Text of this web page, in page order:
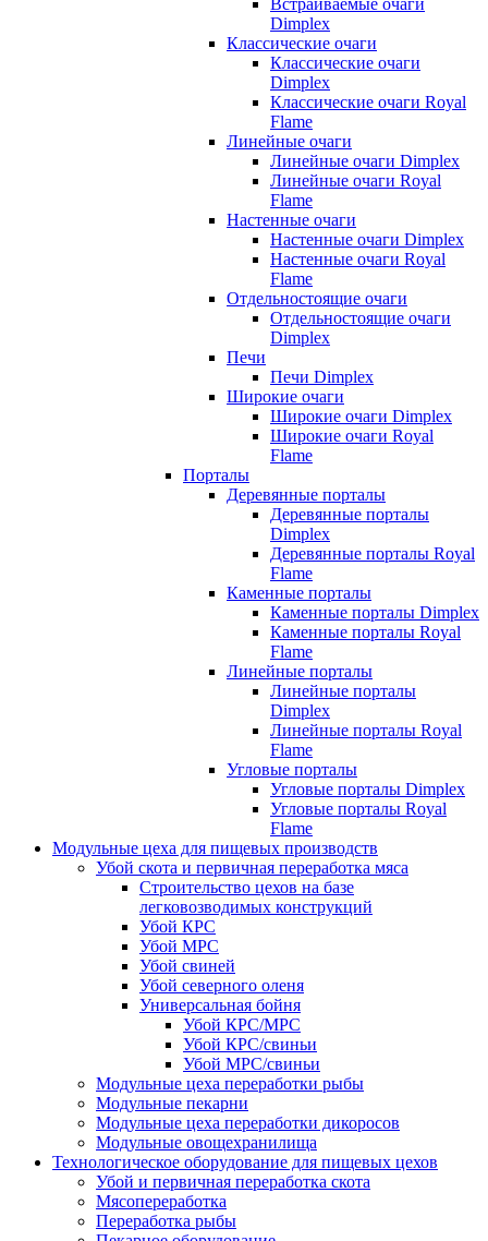
Встраиваемые очаги
Dimplex
Классические очаги
Классические очаги
Dimplex
Классические очаги Royal
Flame
Линейные очаги
Линейные очаги Dimplex
Линейные очаги Royal
Flame
Настенные очаги
Настенные очаги Dimplex
Настенные очаги Royal
Flame
Отдельностоящие очаги
Отдельностоящие очаги
Dimplex
Печи
Печи Dimplex
Широкие очаги
Широкие очаги Dimplex
Широкие очаги Royal
Flame
Порталы
Деревянные порталы
Деревянные порталы
Dimplex
Деревянные порталы Royal
Flame
Каменные порталы
Каменные порталы Dimplex
Каменные порталы Royal
Flame
Линейные порталы
Линейные порталы
Dimplex
Линейные порталы Royal
Flame
Угловые порталы
Угловые порталы Dimplex
Угловые порталы Royal
Flame
Модульные цеха для пищевых производств
Убой скота и первичная переработка мяса
Строительство цехов на базе
легковозводимых конструкций
Убой КРС
Убой МРС
Убой свиней
Убой северного оленя
Универсальная бойня
Убой КРС/МРС
Убой КРС/свиньи
Убой МРС/свиньи
Модульные цеха переработки рыбы
Модульные пекарни
Модульные цеха переработки дикоросов
Модульные овощехранилища
Технологическое оборудование для пищевых цехов
Убой и первичная переработка скота
Мясопереработка
Переработка рыбы